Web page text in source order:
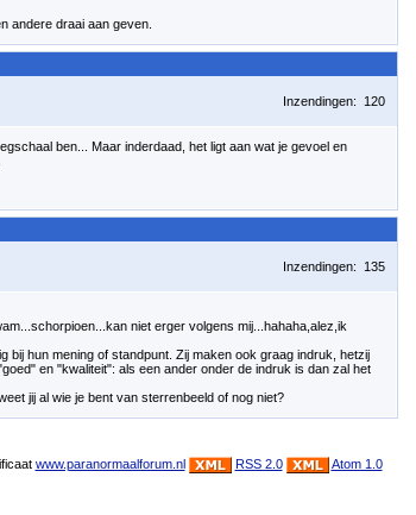
andere draai aan geven.
Inzendingen: 120
ben... Maar inderdaad, het ligt aan wat je gevoel en
Inzendingen: 135
niet erger volgens mij...hahaha,alez,ik
bij hun mening of standpunt. Zij maken ook graag indruk, hetzij
en "kwaliteit": als een ander onder de indruk is dan zal het
jij al wie je bent van sterrenbeeld of nog niet?
www.paranormaalforum.nl RSS 2.0 Atom 1.0